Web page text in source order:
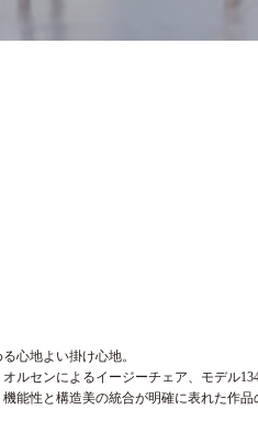
心地よい掛け心地。
ルセンによるイージーチェア、モデル
能性と構造美の統合が明確に表れた作品